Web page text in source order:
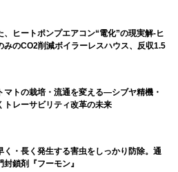
、ヒートポンプエアコン“電化”の現実解-ヒ
みのCO2削減ボイラーレスハウス、反収1.5
マトの栽培・流通を変える―シブヤ精機・
トレーサビリティ改革の未来
く・長く発生する害虫をしっかり防除。通
封鎖剤『フーモン』